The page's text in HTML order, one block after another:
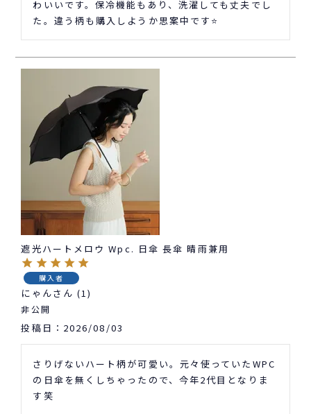
わいいです。保冷機能もあり、洗濯しても丈夫でし
た。違う柄も購入しようか思案中です⭐
遮光ハートメロウ Wpc. 日傘 長傘 晴雨兼用
購入者
にゃん 1
非公開
投稿日 2026/08/03
さりげないハート柄が可愛い。元々使っていたWPC
の日傘を無くしちゃったので、今年2代目となりま
す笑